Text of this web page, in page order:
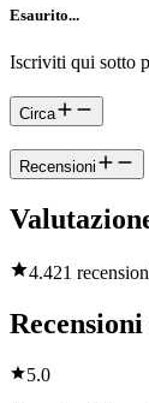
Esaurito...
Iscriviti qui sotto
Circa
Recensioni
4.421
5.0